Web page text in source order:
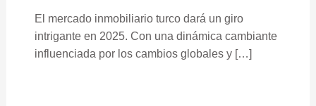
El mercado inmobiliario turco dará un giro
intrigante en 2025. Con una dinámica cambiante
influenciada por los cambios globales y […]